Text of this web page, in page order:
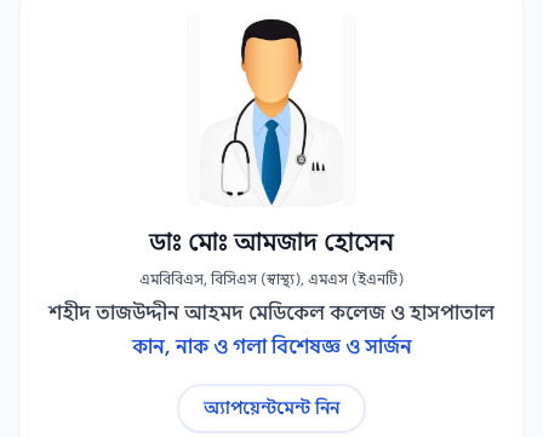
ডাঃ মোঃ আমজাদ হোসেন
এমবিবিএস, বিসিএস (স্বাস্থ্য), এমএস (ইএনটি)
শহীদ তাজউদ্দীন আহমদ মেডিকেল কলেজ ও হাসপাতাল
কান, নাক ও গলা বিশেষজ্ঞ ও সার্জন
অ্যাপয়েন্টমেন্ট নিন